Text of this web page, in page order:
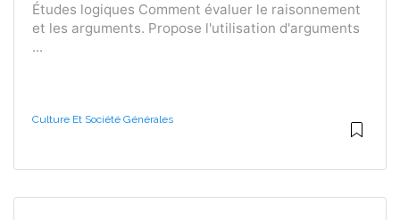
Études logiques Comment évaluer le raisonnement
et les arguments. Propose l'utilisation d'arguments
...
Culture Et Société Générales